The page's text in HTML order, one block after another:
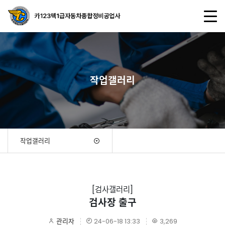
작업갤러리
작업갤러리
[검사갤러리]
검사장 출구
관리자 24-06-18 13:33 3,269